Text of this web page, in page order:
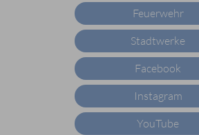
Feuerwehr
Stadtwerke
Facebook
Instagram
YouTube